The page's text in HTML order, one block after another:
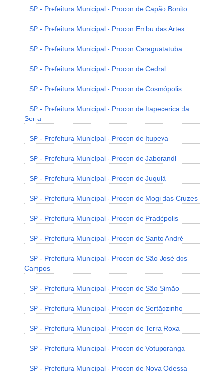
SP - Prefeitura Municipal - Procon de Capão Bonito
SP - Prefeitura Municipal - Procon Embu das Artes
SP - Prefeitura Municipal - Procon Caraguatatuba
SP - Prefeitura Municipal - Procon de Cedral
SP - Prefeitura Municipal - Procon de Cosmópolis
SP - Prefeitura Municipal - Procon de Itapecerica da
Serra
SP - Prefeitura Municipal - Procon de Itupeva
SP - Prefeitura Municipal - Procon de Jaborandi
SP - Prefeitura Municipal - Procon de Juquiá
SP - Prefeitura Municipal - Procon de Mogi das Cruzes
SP - Prefeitura Municipal - Procon de Pradópolis
SP - Prefeitura Municipal - Procon de Santo André
SP - Prefeitura Municipal - Procon de São José dos
Campos
SP - Prefeitura Municipal - Procon de São Simão
SP - Prefeitura Municipal - Procon de Sertãozinho
SP - Prefeitura Municipal - Procon de Terra Roxa
SP - Prefeitura Municipal - Procon de Votuporanga
SP - Prefeitura Municipal - Procon de Nova Odessa